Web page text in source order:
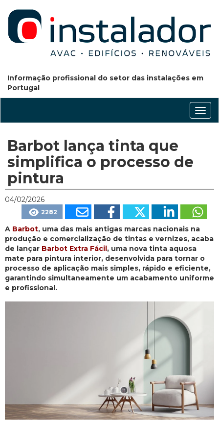
Informação profissional do setor das instalações em
Portugal
Barbot lança tinta que
simplifica o processo de
pintura
04/02/2026
2282
A Barbot, uma das mais antigas marcas nacionais na
produção e comercialização de tintas e vernizes, acaba
de lançar Barbot Extra Fácil, uma nova tinta aquosa
mate para pintura interior, desenvolvida para tornar o
processo de aplicação mais simples, rápido e eficiente,
garantindo simultaneamente um acabamento uniforme
e profissional.